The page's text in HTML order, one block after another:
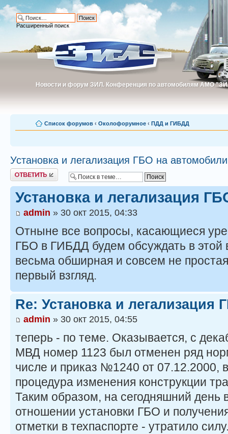
Новости и форум ЗИЛ. Конференция по автомобилям АМО
Новости и форум ЗИЛ. Конференция по автомобилям АМО
Расширенный поиск
Список форумов ‹ Околофорумное ‹ ПДД и ГИБДД
Установка и легализация ГБО на автомобили
Ответить
Установка и легализация
admin » 30 окт 2015, 04:33
Отныне все вопросы, касающиеся
ГБО в ГИБДД будем обсуждать в этой
весьма обширная и совсем не
первый взгляд.
Re: Установка и легализация
admin » 30 окт 2015, 04:55
теперь - по теме. Оказывается, с
МВД номер 1123 был отменен ряд
числе и приказ №1240 от 07.12.2000,
процедура изменения конструкции
Таким образом, на сегодняшний день
отношении установки ГБО и
отметки в техпаспорте - утратило